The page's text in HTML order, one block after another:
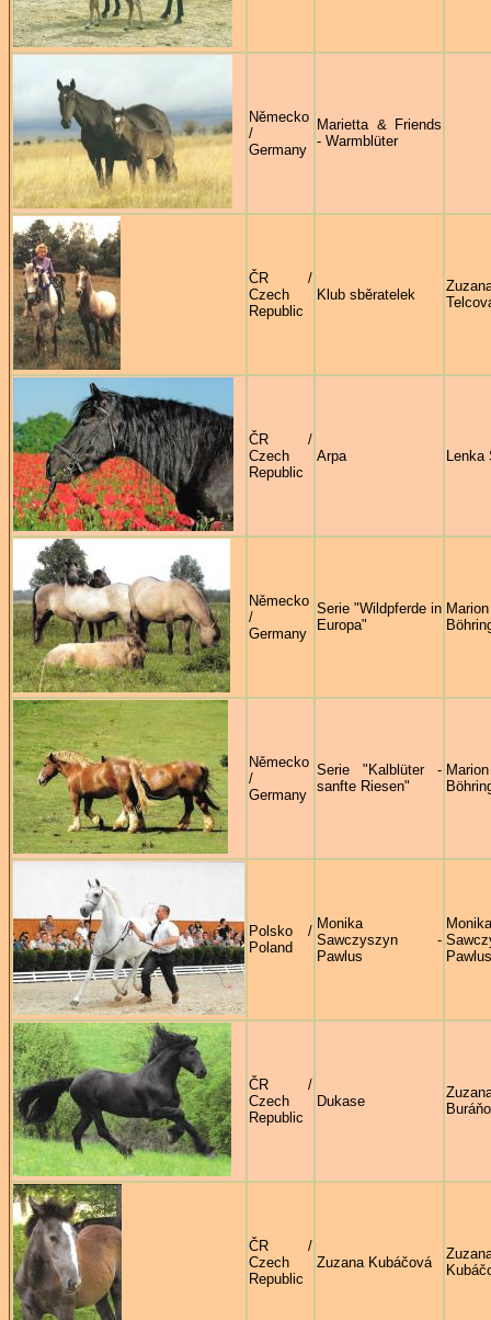
Německo
/
Germany
Marietta & Friends
- Warmblüter
ČR /
Czech
Republic
Klub sběratelek
ČR /
Czech
Republic
Arpa Lenka
Německo
/
Germany
Serie "Wildpferde in
Europa"
Marion
Německo
/
Germany
Serie "Kalblüter -
sanfte Riesen"
Marion
Polsko /
Poland
Monika
Sawczyszyn -
Pawlus
Monika
Pawlus
ČR /
Czech
Republic
Dukase
ČR /
Czech
Republic
Zuzana Kubáčová